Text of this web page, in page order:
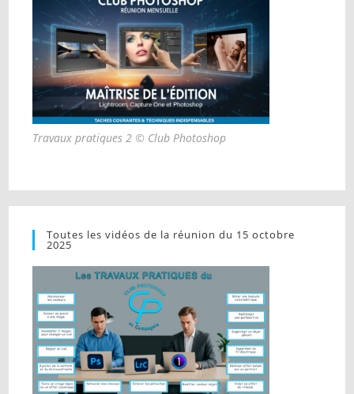
Travaux pratiques 2 © Club Photoshop
Toutes les vidéos de la réunion du 15 octobre
2025